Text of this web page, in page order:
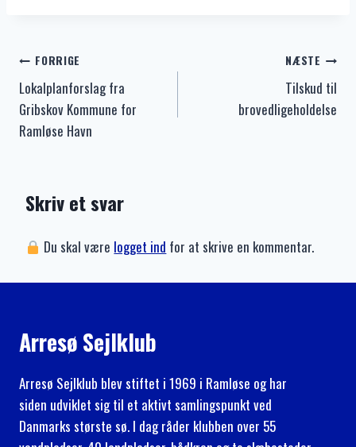
Indlægsnavigation
FORRIGE
Lokalplanforslag fra
Gribskov Kommune for
Ramløse Havn
NÆSTE
Tilskud til
brovedligeholdelse
Skriv et svar
Du skal være logget ind for at skrive en kommentar.
Arresø Sejlklub
Arresø Sejlklub blev stiftet i 1969 i Ramløse og har
siden udviklet sig til et aktivt samlingspunkt ved
Danmarks største sø. I dag råder klubben over 55